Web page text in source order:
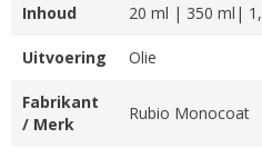
Inhoud 20 ml | 350 ml|
Uitvoering Olie
Fabrikant
/ Merk
Rubio Monocoat